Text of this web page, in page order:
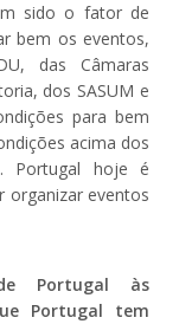
sido o fator de
bem os eventos,
das Câmaras
dos SASUM e
para bem
acima dos
Portugal hoje é
organizar eventos
Portugal às
Portugal tem